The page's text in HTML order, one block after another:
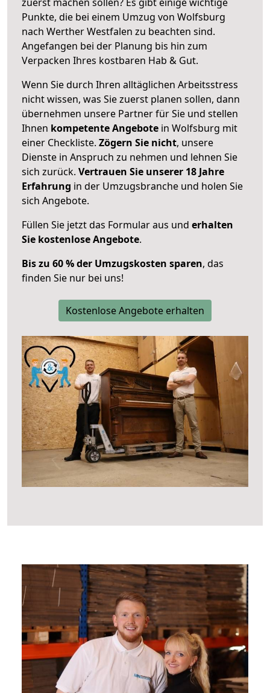
Punkte, die bei einem Umzug von Wolfsburg
nach Werther Westfalen zu beachten sind.
Angefangen bei der Planung bis hin zum
Verpacken Ihres kostbaren Hab & Gut.
Wenn Sie durch Ihren alltäglichen Arbeitsstress
nicht wissen, was Sie zuerst planen sollen, dann
übernehmen unsere Partner für Sie und stellen
Ihnen kompetente Angebote in Wolfsburg mit
einer Checkliste. Zögern Sie nicht, unsere
Dienste in Anspruch zu nehmen und lehnen Sie
sich zurück. Vertrauen Sie unserer 18 Jahre
Erfahrung in der Umzugsbranche und holen Sie
sich Angebote.
Füllen Sie jetzt das Formular aus und erhalten
Sie kostenlose Angebote.
Bis zu 60 % der Umzugskosten sparen, das
finden Sie nur bei uns!
Kostenlose Angebote erhalten